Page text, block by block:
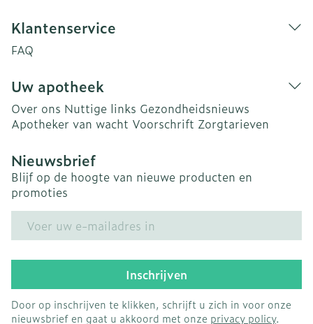
Klantenservice
FAQ
Uw apotheek
Over ons Nuttige links Gezondheidsnieuws
Apotheker van wacht Voorschrift Zorgtarieven
Nieuwsbrief
Blijf op de hoogte van nieuwe producten en
promoties
Inschrijven
Door op inschrijven te klikken, schrijft u zich in voor onze
nieuwsbrief en gaat u akkoord met onze privacy policy.